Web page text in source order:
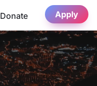
Donate Apply